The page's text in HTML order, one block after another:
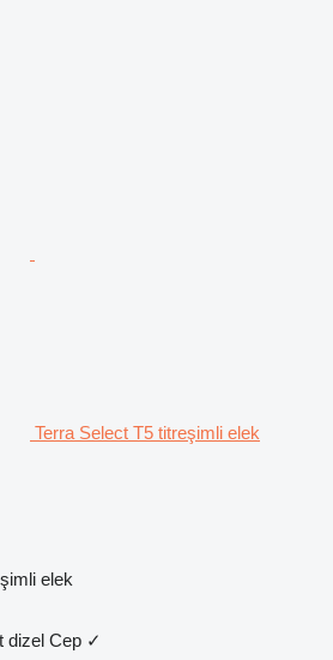
Terra Select T5 titreşimli elek
elek
dizel Cep ✓